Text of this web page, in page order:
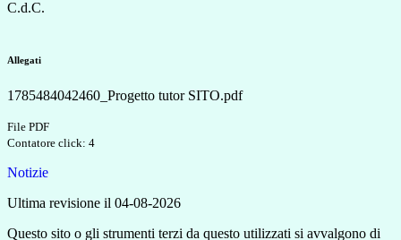
C.d.C.
Allegati
1785484042460_Progetto tutor SITO.pdf
File PDF
Contatore click: 4
Notizie
Ultima revisione il 04-08-2026
Questo sito o gli strumenti terzi da questo utilizzati si avvalgono di